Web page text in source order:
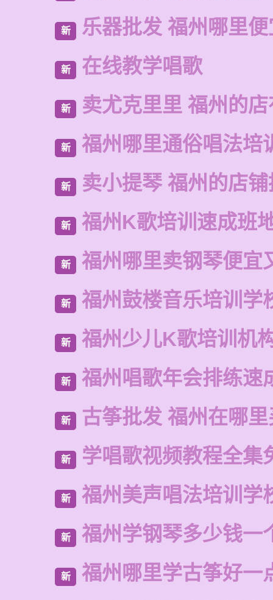
新 乐器批发 福州哪里
新 在线教学唱歌
新 卖尤克里里 福州的
新 福州哪里通俗唱法培
新 卖小提琴 福州的店
新 福州K歌培训速成班
新 福州哪里卖钢琴便宜
新 福州鼓楼音乐培训学
新 福州少儿K歌培训机
新 福州唱歌年会排练速
新 古筝批发 福州在哪
新 学唱歌视频教程全集
新 福州美声唱法培训学
新 福州学钢琴多少钱一
新 福州哪里学古筝好一